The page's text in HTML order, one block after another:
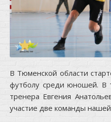
В Тюменской области
футболу среди юношей. В
тренера Евгения
участие две команды